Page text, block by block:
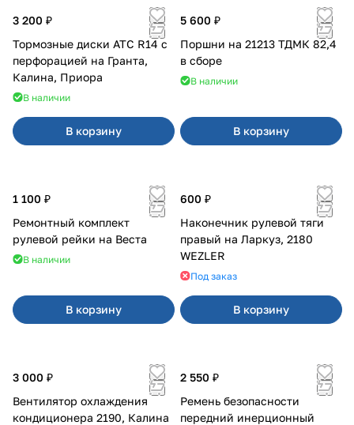
3 200 ₽
Тормозные диски АТС R14 с
перфорацией на Гранта,
Калина, Приора
В наличии
В корзину
5 600 ₽
Поршни на 21213 ТДМК 82,4
в сборе
В наличии
В корзину
1 100 ₽
Ремонтный комплект
рулевой рейки на Веста
В наличии
В корзину
600 ₽
Наконечник рулевой тяги
правый на Ларкуз, 2180
WEZLER
Под заказ
В корзину
3 000 ₽
Вентилятор охлаждения
кондиционера 2190, Калина
2 550 ₽
Ремень безопасности
передний инерционный